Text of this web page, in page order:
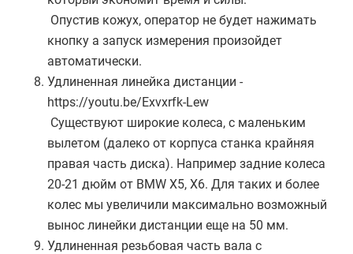
Опустив кожух, оператор не будет нажимать
кнопку а запуск измерения произойдет
автоматически.
Удлиненная линейка дистанции -
https://youtu.be/Exvxrfk-Lew
Существуют широкие колеса, с маленьким
вылетом (далеко от корпуса станка крайняя
правая часть диска). Например задние колеса
20-21 дюйм от BMW X5, X6. Для таких и более
колес мы увеличили максимально возможный
вынос линейки дистанции еще на 50 мм.
Удлиненная резьбовая часть вала с